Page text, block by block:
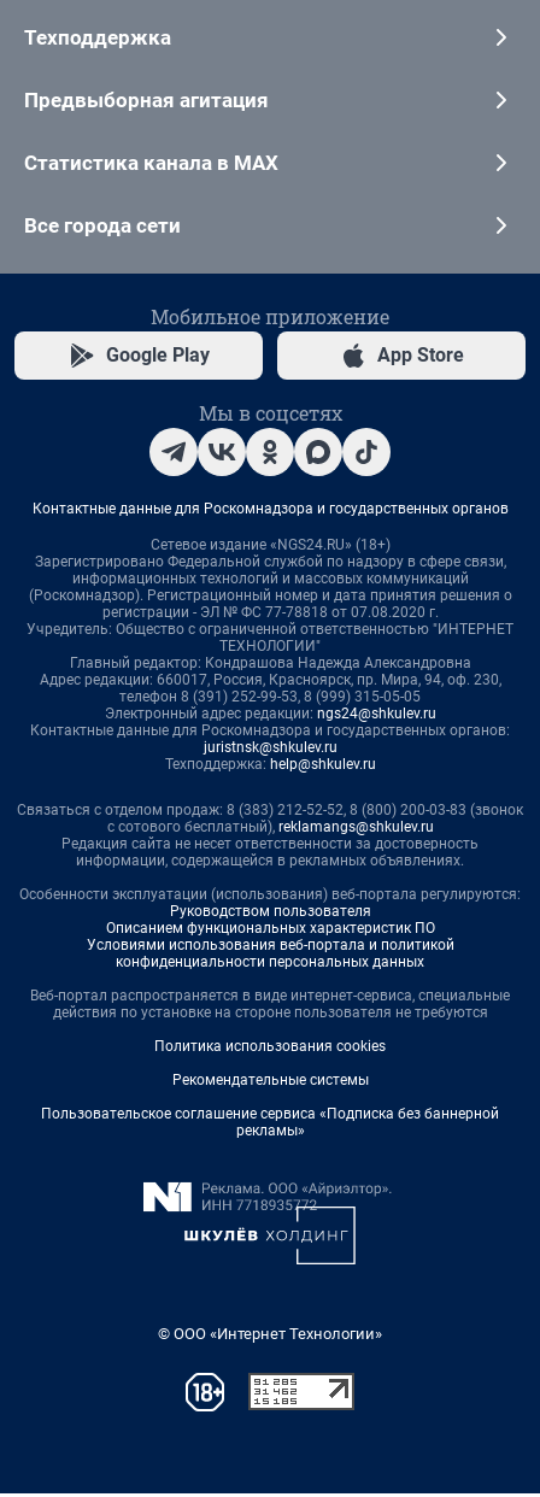
Техподдержка
Предвыборная агитация
Статистика канала в MAX
Все города сети
Мобильное приложение
Google Play App Store
Мы в соцсетях
Контактные данные для Роскомнадзора и государственных органов
Сетевое издание «NGS24.RU» (18+)
Зарегистрировано Федеральной службой по надзору в сфере связи,
информационных технологий и массовых коммуникаций
(Роскомнадзор). Регистрационный номер и дата принятия решения о
регистрации - ЭЛ № ФС 77-78818 от 07.08.2020 г.
Учредитель: Общество с ограниченной ответственностью "ИНТЕРНЕТ
ТЕХНОЛОГИИ"
Главный редактор: Кондрашова Надежда Александровна
Адрес редакции: 660017, Россия, Красноярск, пр. Мира, 94, оф. 230,
телефон 8 (391) 252-99-53, 8 (999) 315-05-05
Электронный адрес редакции: ngs24@shkulev.ru
Контактные данные для Роскомнадзора и государственных органов:
juristnsk@shkulev.ru
Техподдержка: help@shkulev.ru
Связаться с отделом продаж: 8 (383) 212-52-52, 8 (800) 200-03-83 (звонок
с сотового бесплатный), reklamangs@shkulev.ru
Редакция сайта не несет ответственности за достоверность
информации, содержащейся в рекламных объявлениях.
Особенности эксплуатации (использования) веб-портала регулируются:
Руководством пользователя
Описанием функциональных характеристик ПО
Условиями использования веб-портала и политикой
конфиденциальности персональных данных
Веб-портал распространяется в виде интернет-сервиса, специальные
действия по установке на стороне пользователя не требуются
Политика использования cookies
Рекомендательные системы
Пользовательское соглашение сервиса «Подписка без баннерной
рекламы»
© ООО «Интернет Технологии»